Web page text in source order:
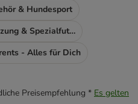
& Hundesport
Futterergänzung & Spezialfutter
- Alles für Dich
Preisempfehlung * Es gelten